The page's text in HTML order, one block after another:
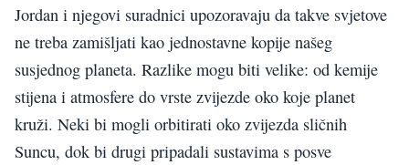
Jordan i njegovi suradnici upozoravaju da takve svjetove
ne treba zamišljati kao jednostavne kopije našeg
susjednog planeta. Razlike mogu biti velike: od kemije
stijena i atmosfere do vrste zvijezde oko koje planet
kruži. Neki bi mogli orbitirati oko zvijezda sličnih
Suncu, dok bi drugi pripadali sustavima s posve